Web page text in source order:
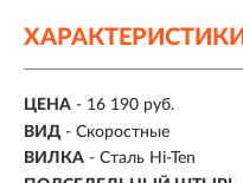
ХАРАКТЕРИСТИКИ
ЦЕНА - 16 190 руб.
ВИД - Скоростные
ВИЛКА - Сталь Hi-Ten